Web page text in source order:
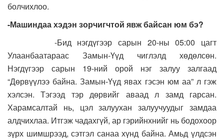
болчихлоо.
-Машиндаа хэдэн зорчигчтой явж байсан юм бэ?
-Бид нэгдүгээр сарын 20-ны 05:00 цагт
Улаанбаатараас Замын-Үүд чиглэлд хөдөлсөн.
Нэгдүгээр сарын 19-ний орой нэг залуу залгаад
“Дөрвүүлээ байна. Замын-Үүд явах гэсэн юм аа” л гэж
хэлсэн. Тэгээд тэр дөрвийг аваад л замд гарсан.
Харамсалтай нь, цэл залуухан залуучуудыг замдаа
алдчихлаа. Итгэж чадахгүй, ар гэрийнхнийг нь бодохоор
зүрх шимшрээд, сэтгэл санаа хүнд байна. Амьд үлдсэн